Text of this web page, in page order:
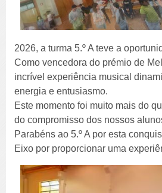
2026, a turma 5.º A teve a
Como vencedora do prémio de
incrível experiência musical
energia e entusiasmo.
Este momento foi muito mais do
do compromisso dos nossos
Parabéns ao 5.º A por esta
Eixo por proporcionar uma